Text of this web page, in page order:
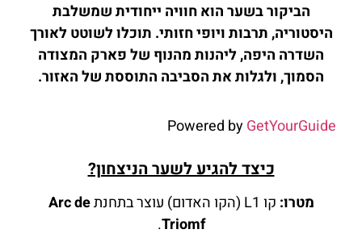
הביקור בשער הוא חוויה ייחודית שמשלבת
היסטוריה, תרבות ויופי חזותי. תוכלו לשוטט לאורך
השדרה היפה, ליהנות מהנוף של פארק המצודה
הסמוך, ולגלות את הסביבה התוססת של האזור.
Powered byGetYourGuide
כיצד להגיע לשער הניצחון?
מטרו: קו L1 (הקו האדום) עוצר בתחנת
Arc de
Triomf
.